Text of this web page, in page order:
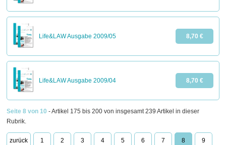
Life&LAW Ausgabe 2009/05 8,70 €
Life&LAW Ausgabe 2009/04 8,70 €
Seite 8 von 10 - Artikel 175 bis 200 von insgesamt 239 Artikel in dieser
Rubrik.
zurück 1 2 3 4 5 6 7 8 9